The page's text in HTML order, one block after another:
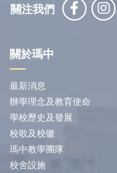
關注我們
關於瑪中
最新消息
辦學理念及教育使命
學校歷史及發展
校歌及校徽
瑪中教學團隊
校舍設施